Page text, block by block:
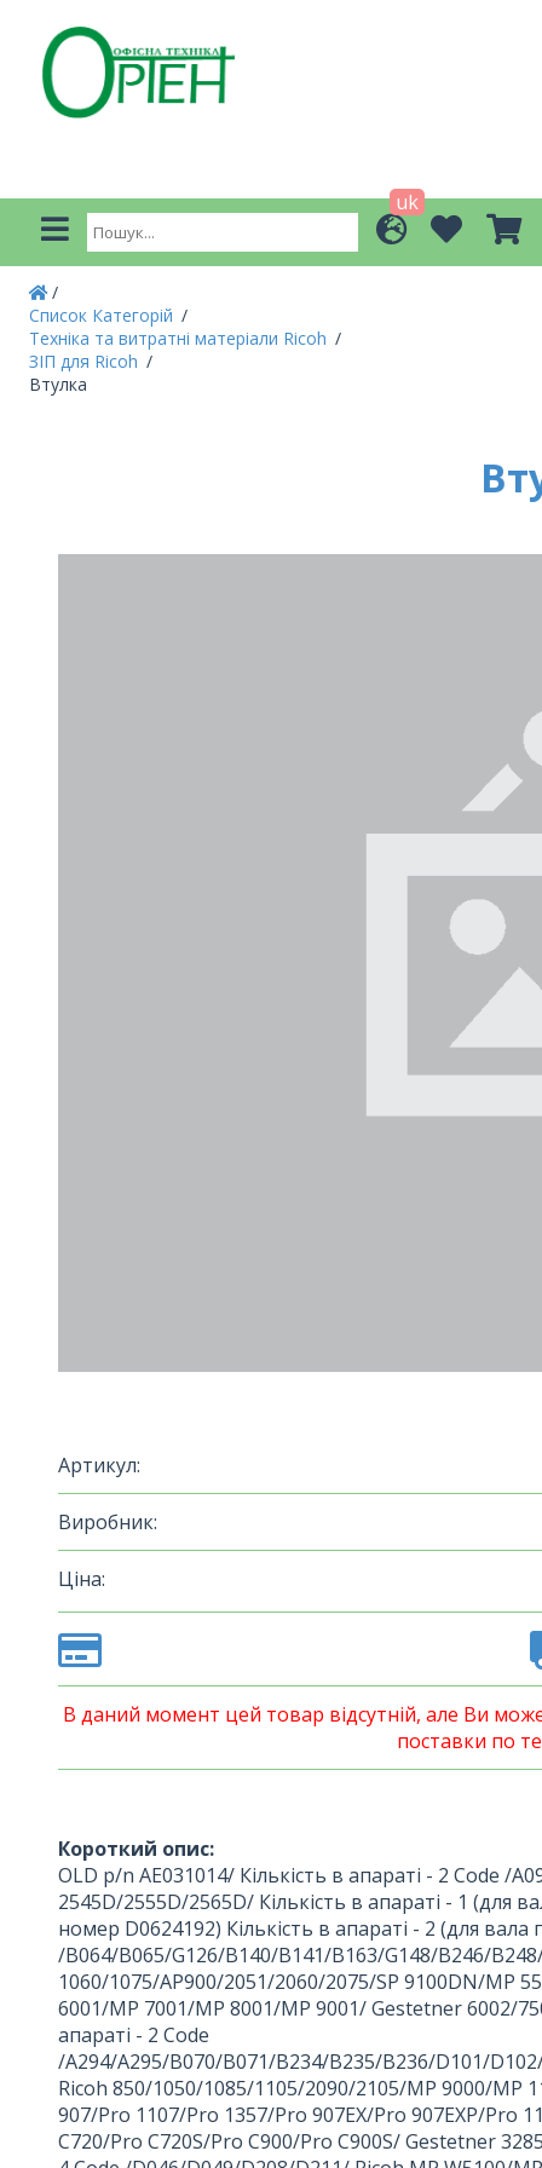
uk
Список Категорій
Техніка та витратні матеріали Ricoh
ЗІП для Ricoh
Втулка
Артикул:
Виробник:
Ціна:
В даний момент цей товар відсутній, але Ви
поставки по
Короткий опис:
OLD p/n AE031014/ Кількість в апараті - 2 Code /
2545D/2555D/2565D/ Кількість в апараті - 1 (для
номер D0624192) Кількість в апараті - 2 (для
/B064/B065/G126/B140/B141/B163/G148/B246/
1060/1075/AP900/2051/2060/2075/SP 9100DN/MP
6001/MP 7001/MP 8001/MP 9001/ Gestetner 6002/
апараті - 2 Code
/A294/A295/B070/B071/B234/B235/B236/D101/
Ricoh 850/1050/1085/1105/2090/2105/MP 9000/MP
907/Pro 1107/Pro 1357/Pro 907EX/Pro 907EXP/Pro
C720/Pro C720S/Pro C900/Pro C900S/ Gestetner